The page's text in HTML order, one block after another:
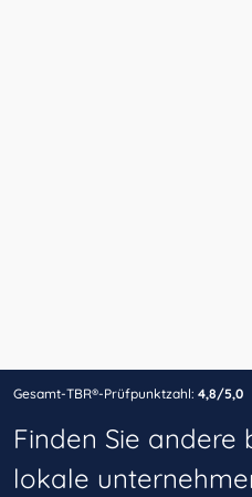
Gesamt-TBR®-Prüfpunktzahl: 4,8/5,0
Finden Sie andere
lokale